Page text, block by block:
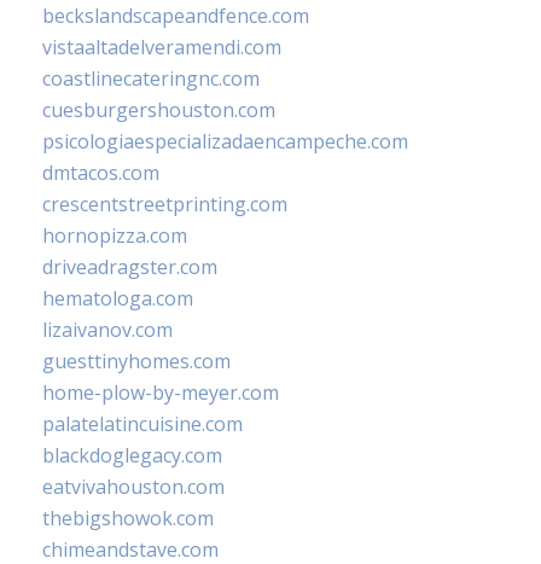
beckslandscapeandfence.com
vistaaltadelveramendi.com
coastlinecateringnc.com
cuesburgershouston.com
psicologiaespecializadaencampeche.com
dmtacos.com
crescentstreetprinting.com
hornopizza.com
driveadragster.com
hematologa.com
lizaivanov.com
guesttinyhomes.com
home-plow-by-meyer.com
palatelatincuisine.com
blackdoglegacy.com
eatvivahouston.com
thebigshowok.com
chimeandstave.com